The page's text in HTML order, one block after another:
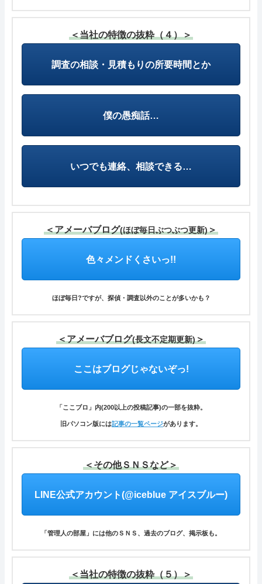
＜当社の特徴の抜粋（４）＞
調査の相談・見積もりの所要時間とか
僕の愚痴話…
いつでも連絡、相談できる…
＜アメーバブログ(ほぼ毎日ぶつぶつ更新)＞
色々メンドくさいっ!!
ほぼ毎日?ですが、探偵・調査以外のことが多いかも？
＜アメーバブログ(長文不定期更新)＞
ここはブログじゃないぞっ!
「ここブロ」内(200以上の投稿記事)の一部を抜粋。
旧パソコン版には記事の一覧ページがあります。
＜その他ＳＮＳなど＞
LINE公式アカウント(@iceblue アイスブルー)
「管理人の部屋」には他のＳＮＳ、過去のブログ、掲示板も。
＜当社の特徴の抜粋（５）＞